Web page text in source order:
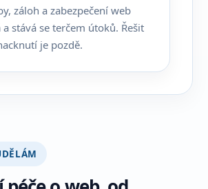
záloh a zabezpečení web
a stává se terčem útoků. Řešit
je pozdě.